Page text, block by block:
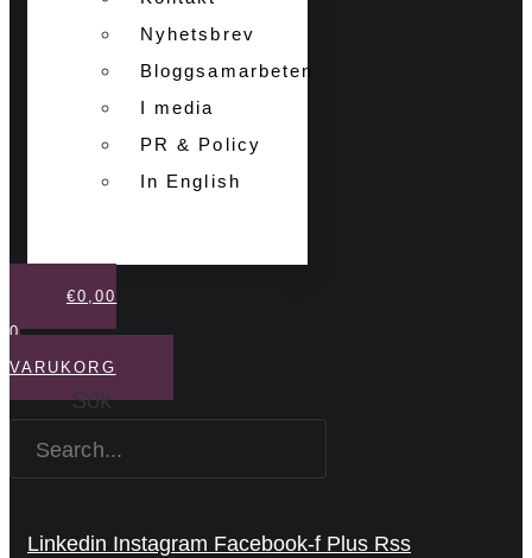
Nyhetsbrev
Bloggsamarbeten
I media
PR & Policy
In English
€0,00
0
VARUKORG
Sök
Linkedin Instagram Facebook-f Plus Rss